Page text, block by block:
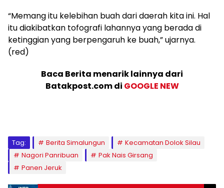
“Memang itu kelebihan buah dari daerah kita ini. Hal
itu diakibatkan tofografi lahannya yang berada di
ketinggian yang berpengaruh ke buah,” ujarnya.
(red)
Baca Berita menarik lainnya dari
Batakpost.com di GOOGLE NEW
Tag: Berita Simalungun
Kecamatan Dolok Silau
Nagori Panribuan
Pak Nais Girsang
Panen Jeruk